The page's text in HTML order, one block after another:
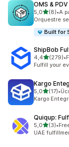
OMS &
5,0na 5
(8)
Łączna •A
Orquestre
Built for
ShipBob
4,4na 5(279)
Łączna •
Fulfill your
Kargo
5,0na 5
(17)
Łączna •
Kargo
Quiqup:
5,0na 5
(3)
Łączna •
UAE